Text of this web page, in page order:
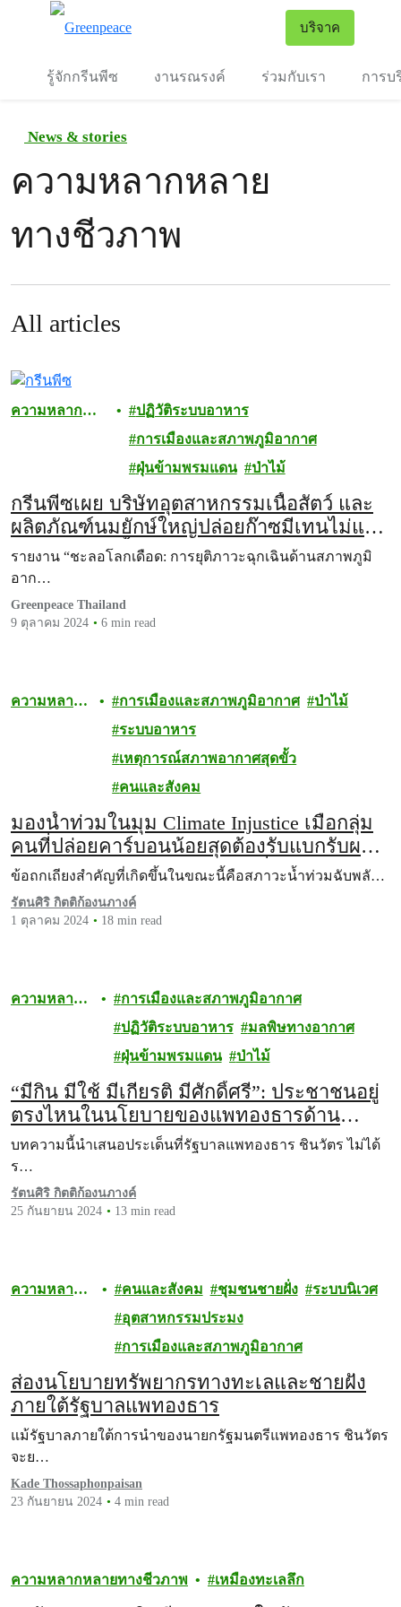
บริจาค
รู้จักกรีนพีซ งานรณรงค์ ร่วมกับเรา การบ
News & stories
ความหลากหลาย
ทางชีวภาพ
All articles
ความหลาก
ปฏิวัติระบบอาหาร
การเมืองและสภาพภูมิอากาศ
ฝุ่นข้ามพรมแดน
ป่าไม้
กรีนพีซเผย บริษัทอุตสาหกรรมเนื้อสัตว์ และ
ผลิตภัณฑ์นมยักษ์ใหญ่ปล่อยก๊าซมีเทนไม่แพ้
อุตสาหกรรมน้ำมัน: การลดการปล่อยก๊าซ
มีเทนอาจช่วยชะลอภาวะโลกเดือดใน
ทศวรรษนี้ได้
รายงาน “ชะลอโลกเดือด: การยุติภาวะฉุกเฉินด้านสภาพภูมิ
อาก…
Greenpeace Thailand
9 ตุลาคม 2024
6 min read
ความหลาก
การเมืองและสภาพภูมิอากาศ
ป่าไม้
ระบบอาหาร
เหตุการณ์สภาพอากาศสุดขั้ว
คนและสังคม
มองน้ำท่วมในมุม Climate Injustice เมื่อกลุ่ม
คนที่ปล่อยคาร์บอนน้อยสุดต้องรับแบกรับผล
จากภัยพิบัติจากโลกเดือดมากที่สุด
ข้อถกเถียงสำคัญที่เกิดขึ้นในขณะนี้คือสภาวะน้ำท่วมฉับพลั…
รัตนศิริ กิตติก้องนภางค์
1 ตุลาคม 2024
18 min read
ความหลาก
การเมืองและสภาพภูมิอากาศ
ปฏิวัติระบบอาหาร
มลพิษทางอากาศ
ฝุ่นข้ามพรมแดน
ป่าไม้
“มีกิน มีใช้ มีเกียรติ มีศักดิ์ศรี”: ประชาชนอยู่
ตรงไหนในนโยบายของแพทองธารด้าน
ปัญหาฝุ่นพิษข้ามพรมแดน
บทความนี้นำเสนอประเด็นที่รัฐบาลแพทองธาร ชินวัตร ไม่ได้
ร…
รัตนศิริ กิตติก้องนภางค์
25 กันยายน 2024
13 min read
ความหลาก
คนและสังคม ชุมชนชายฝั่ง
ระบบนิเวศ
อุตสาหกรรมประมง
การเมืองและสภาพภูมิอากาศ
ส่องนโยบายทรัพยากรทางทะเลและชายฝั่ง
ภายใต้รัฐบาลแพทองธาร
แม้รัฐบาลภายใต้การนำของนายกรัฐมนตรีแพทองธาร ชินวัตร
จะย…
Kade Thossaphonpaisan
23 กันยายน 2024
4 min read
ความหลากหลายทางชีวภาพ เหมืองทะเลลึก